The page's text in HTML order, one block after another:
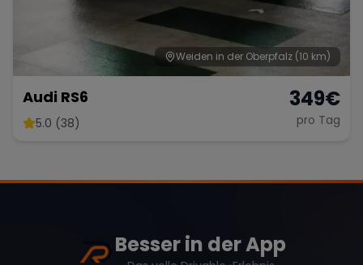
Weiden in der Oberpfalz (10 km)
Audi RS6
5.0 (38)
349€
pro Tag
Besser in der App